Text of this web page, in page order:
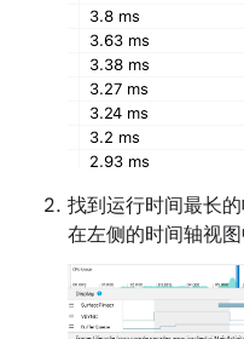
找到运行时间最长
在左侧的时间轴视图